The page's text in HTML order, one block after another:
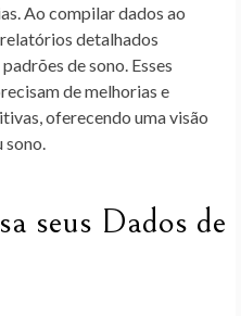
Ao compilar dados ao
detalhados
de sono. Esses
de melhorias e
oferecendo uma visão
seus Dados de